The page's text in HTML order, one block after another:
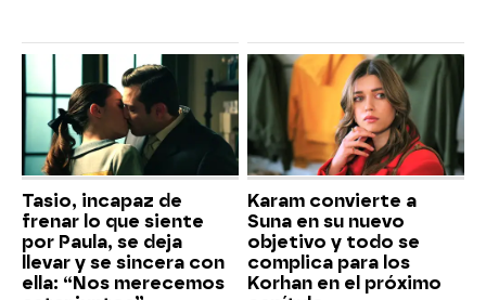
Tasio, incapaz de
frenar lo que siente
por Paula, se deja
llevar y se sincera con
ella: “Nos merecemos
Karam convierte a
Suna en su nuevo
objetivo y todo se
complica para los
Korhan en el próximo